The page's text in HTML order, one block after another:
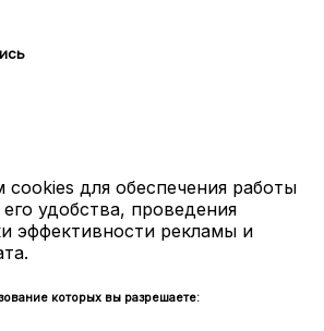
для обеспечения работы
удобства, проведения
эффективности рекламы и
которых вы разрешаете: